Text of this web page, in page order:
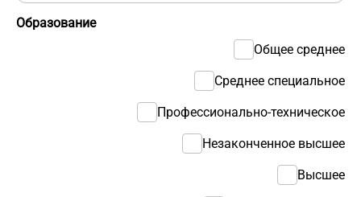
Образование
Общее среднее
Среднее специальное
Профессионально-техническое
Незаконченное высшее
Высшее